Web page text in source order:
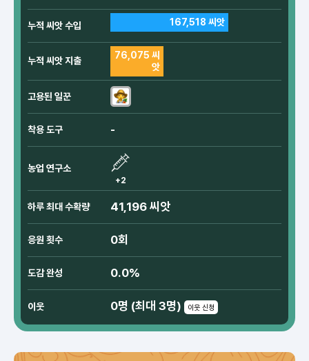
누적 씨앗 수입 167,518 씨앗
누적 씨앗 지출
76,075 씨
앗
고용된 일꾼
착용 도구 -
농업 연구소
+2
하루 최대 수확량 41,196 씨앗
응원 횟수 0회
도감 완성 0.0%
이웃 0명 (최대 3명) 이웃 신청